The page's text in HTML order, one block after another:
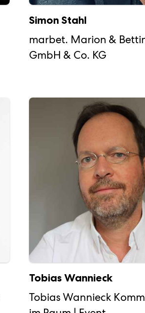
Simon Stahl
marbet. Marion &
GmbH & Co. KG
Tobias Wannieck
Tobias Wannieck